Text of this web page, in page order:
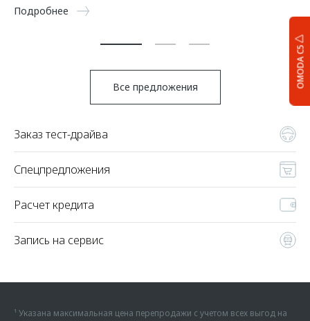
OMODA C5
Подробнее
Все предложения
Заказ тест-драйва
Спецпредложения
Расчет кредита
Запись на сервис
¹ Указана максимальная цена перепродажи с учетом всех выгод на